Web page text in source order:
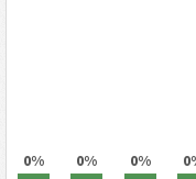
0% 0% 0%